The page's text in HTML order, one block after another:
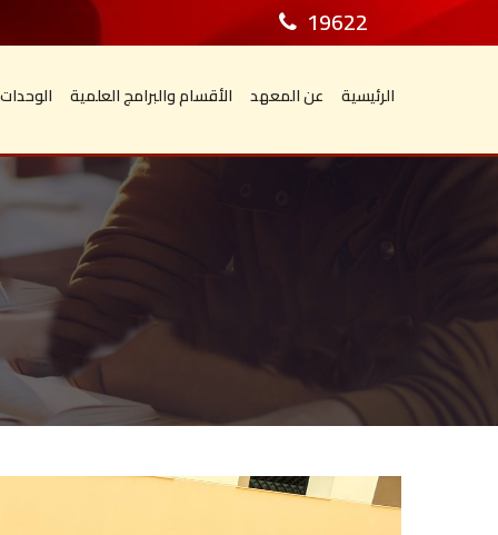
19622
الرئيسية عن المعهد الأقسام والبرامج العلمية الوحدات